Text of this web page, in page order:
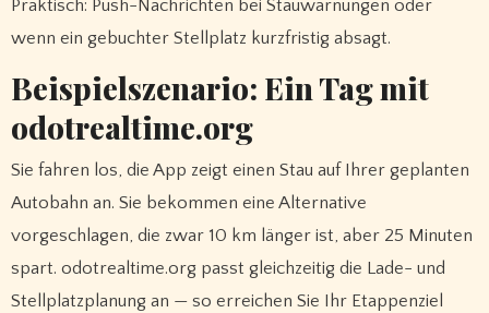
Praktisch: Push-Nachrichten bei Stauwarnungen oder
wenn ein gebuchter Stellplatz kurzfristig absagt.
Beispielszenario: Ein Tag mit
odotrealtime.org
Sie fahren los, die App zeigt einen Stau auf Ihrer geplanten
Autobahn an. Sie bekommen eine Alternative
vorgeschlagen, die zwar 10 km länger ist, aber 25 Minuten
spart. odotrealtime.org passt gleichzeitig die Lade- und
Stellplatzplanung an — so erreichen Sie Ihr Etappenziel